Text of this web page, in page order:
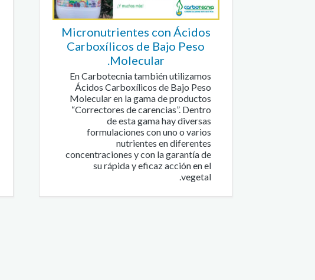
Micronutrientes con Ácidos
Carboxílicos de Bajo Peso
Molecular.
En Carbotecnia también utilizamos
Ácidos Carboxílicos de Bajo Peso
Molecular en la gama de productos
“Correctores de carencias”. Dentro
de esta gama hay diversas
formulaciones con uno o varios
nutrientes en diferentes
concentraciones y con la garantía de
su rápida y eficaz acción en el
vegetal.